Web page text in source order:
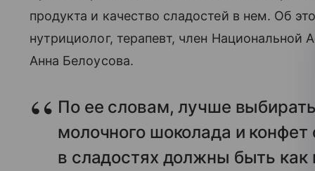
продукта и качество сладостей в нем. Об
нутрициолог, терапевт, член Национальной
Анна Белоусова.
По ее словам, лучше
молочного шоколада и конфет
в сладостях должны быть как